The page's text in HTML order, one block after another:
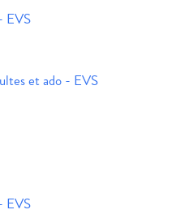
EVS
et ado - EVS
EVS